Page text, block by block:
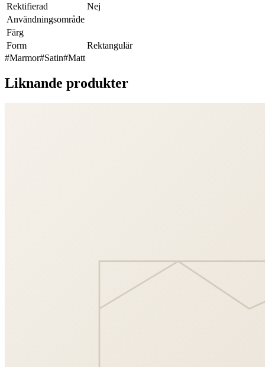
Rektifierad
Nej
Användningsområde
Färg
Form
Rektangulär
#Marmor#Satin#Matt
Liknande produkter